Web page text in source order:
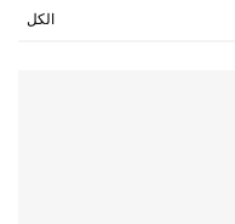
الكل